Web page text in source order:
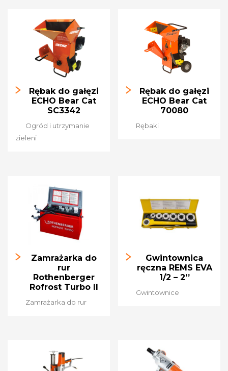
Rębak do gałęzi
ECHO Bear Cat
SC3342
Ogród i utrzymanie
zieleni
Rębak do gałęzi
ECHO Bear Cat
70080
Rębaki
Zamrażarka do
rur
Rothenberger
Rofrost Turbo II
Zamrażarka do rur
Gwintownica
ręczna REMS EVA
1/2 – 2’’
Gwintownice